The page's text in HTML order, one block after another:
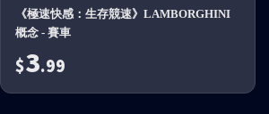
《極速快感：生存競速》LAMBORGHINI
概念 - 賽車
$3.99